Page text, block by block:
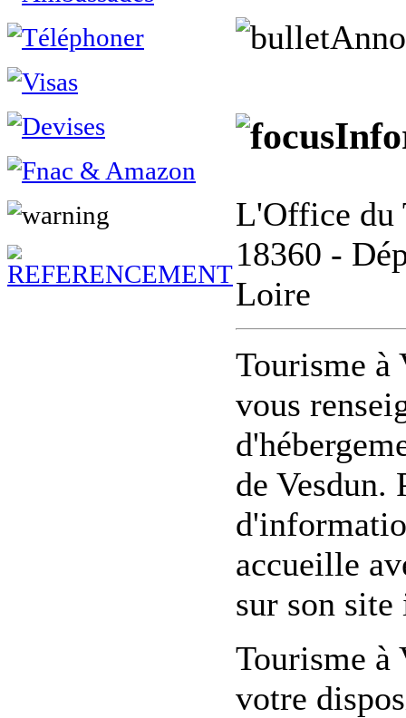
L'Office du
18360 -
Loire
Tourisme à
vous
de
accueille
sur son
Tourisme à
votre